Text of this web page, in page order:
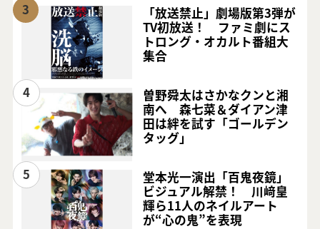
3
「放送禁止」劇場版第3弾が
TV初放送！ ファミ劇にス
トロング・オカルト番組大
集合
4
曽野舜太はさかなクンと湘
南へ 森七菜＆ダイアン津
田は絆を試す「ゴールデン
タッグ」
5
堂本光一演出「百鬼夜鏡」
ビジュアル解禁！ 川﨑皇
輝ら11人のネイルアート
が“心の鬼”を表現